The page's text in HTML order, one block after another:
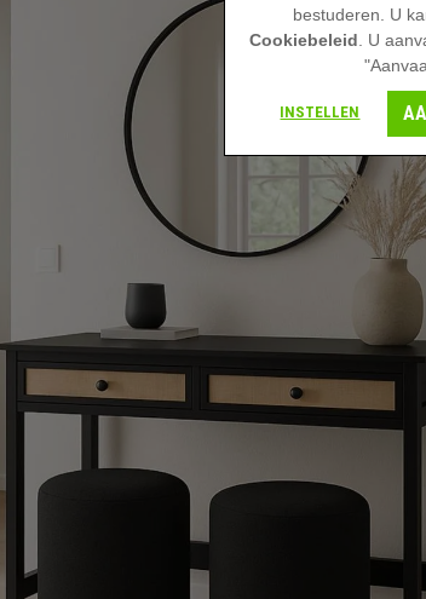
bestuderen. U
Cookiebeleid . U
INSTELLEN